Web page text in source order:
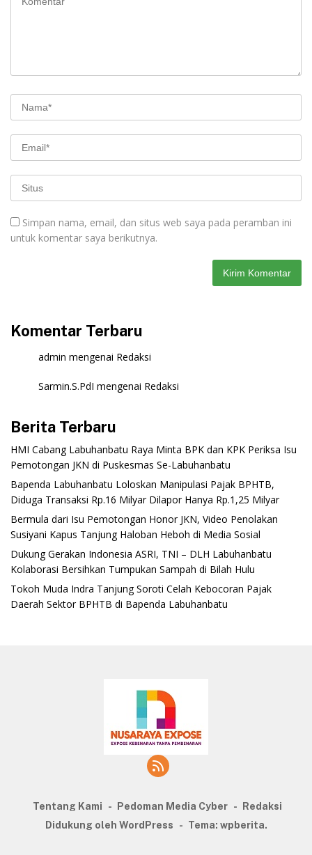
Simpan nama, email, dan situs web saya pada peramban ini
untuk komentar saya berikutnya.
Komentar Terbaru
admin mengenai Redaksi
Sarmin.S.PdI mengenai Redaksi
Berita Terbaru
‎HMI Cabang Labuhanbatu Raya Minta BPK dan KPK Periksa Isu
Pemotongan JKN di Puskesmas Se-Labuhanbatu‎‎
‎Bapenda Labuhanbatu Loloskan Manipulasi Pajak BPHTB,
Diduga Transaksi Rp.16 Milyar Dilapor Hanya Rp.1,25 Milyar
‎Bermula dari Isu Pemotongan Honor JKN, Video Penolakan
Susiyani Kapus Tanjung Haloban Heboh di Media Sosial‎‎‎‎
‎Dukung Gerakan Indonesia ASRI, TNI – DLH Labuhanbatu
Kolaborasi Bersihkan Tumpukan Sampah di Bilah Hulu
‎Tokoh Muda Indra Tanjung Soroti Celah Kebocoran Pajak
Daerah Sektor BPHTB di Bapenda Labuhanbatu
Tentang Kami Pedoman Media Cyber
Redaksi
Didukung oleh WordPress
- Tema: wpberita.